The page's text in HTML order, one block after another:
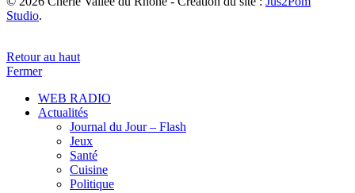
Studio.
Retour au haut
Fermer
WEB RADIO
Actualités
Journal du Jour – Flash
Jeux
Santé
Cuisine
Politique